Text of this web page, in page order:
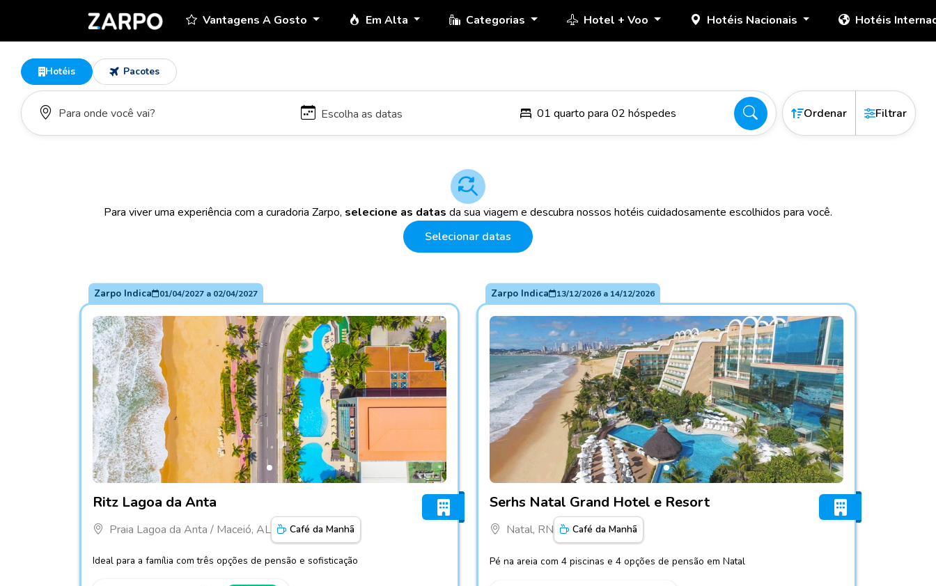
Vantagens A Gosto Em Alta Categorias Hotel + Voo Hotéis Nacionais Hotéis
Hotéis Pacotes
01 quarto para 02 hóspedes Ordenar Filtrar
Para viver uma experiência com a curadoria Zarpo, selecione as datas da sua viagem e descubra nossos hotéis cuidadosamente escolhidos para você.
Selecionar datas
Zarpo Indica 01/04/2027a 02/04/2027
Ritz Lagoa da Anta
Praia Lagoa da Anta / Maceió, AL Café da Manhã
Ideal para a família com três opções de pensão e sofisticação
Zarpo Indica 13/12/2026a 14/12/2026
Serhs Natal Grand Hotel e Resort
Natal, RN Café da Manhã
Pé na areia com 4 piscinas e 4 opções de pensão em Natal